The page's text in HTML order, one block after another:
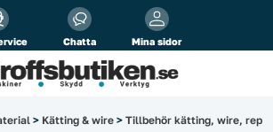
Chatta Mina sidor
priser visasinkl. moms!
Företag Privat
> Kätting & wire > Tillbehör kätting, wire, rep